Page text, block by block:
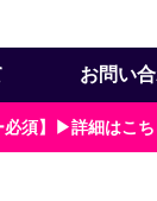
お問い
必須】▶詳細はこ